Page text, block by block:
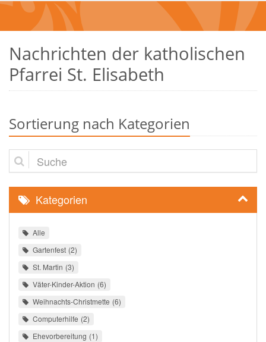
Nachrichten der katholischen
Pfarrei St. Elisabeth
Sortierung nach Kategorien
Suche
Kategorien
Alle
Gartenfest 2
St. Martin 3
Väter-Kinder-Aktion 6
Weihnachts-Christmette 6
Computerhilfe 2
Ehevorbereitung 1